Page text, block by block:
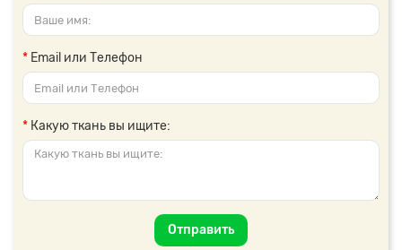
Email или Телефон
Какую ткань вы ищите:
Отправить